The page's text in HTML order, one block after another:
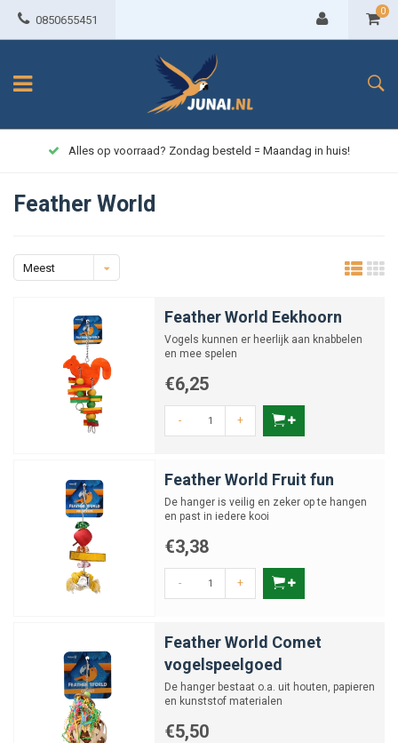
0850655451
0
Alles op voorraad? Zondag besteld = Maandag in huis!
Feather World
Meest
Feather World Eekhoorn
Vogels kunnen er heerlijk aan knabbelen
en mee spelen
€6,25
- +
Feather World Fruit fun
De hanger is veilig en zeker op te hangen
en past in iedere kooi
€3,38
- +
Feather World Comet
vogelspeelgoed
De hanger bestaat o.a. uit houten, papieren
en kunststof materialen
€5,50